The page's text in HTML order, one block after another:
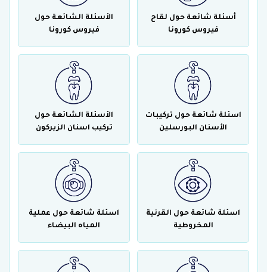
أسئلة شائعة حول لقاح
فيروس كورونا
الأسئلة الشائعة حول
فيروس كورونا
اسئلة شائعة حول تركيبات
الأسنان البورسلين
الأسئلة الشائعة حول
تركيب اسنان الزيركون
اسئلة شائعة حول القرنية
المخروطية
اسئلة شائعة حول عملية
المياه البيضاء